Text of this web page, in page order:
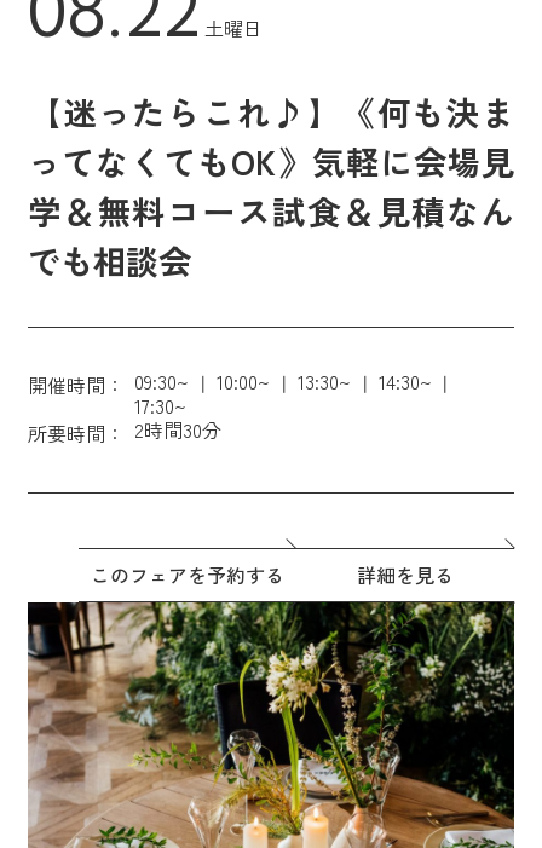
土曜日
【迷ったらこれ♪】《何も決ま
ってなくてもOK》気軽に会場見
学＆無料コース試食＆見積なん
でも相談会
開催時間： 09:30~ 10:00~ 13:30~
14:30~
17:30~
所要時間：
2時間30分
このフェアを予約する 詳細を見る